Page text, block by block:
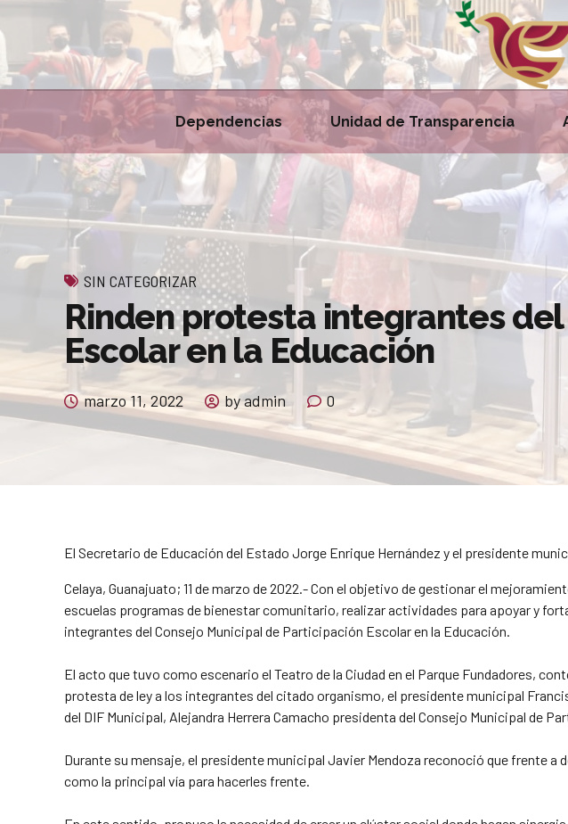
Dependencias Unidad de Transparencia
SIN CATEGORIZAR
Rinden protesta integrantes
Escolar en la Educación
marzo 11, 2022 by admin 0
El Secretario de Educación del Estado Jorge Enrique Hernández y el presidente
Celaya, Guanajuato; 11 de marzo de 2022.- Con el objetivo de gestionar el
escuelas programas de bienestar comunitario, realizar actividades para apoyar y
integrantes del Consejo Municipal de Participación Escolar en la Educación.
El acto que tuvo como escenario el Teatro de la Ciudad en el Parque Fundadores,
protesta de ley a los integrantes del citado organismo, el presidente municipal
del DIF Municipal, Alejandra Herrera Camacho presidenta del Consejo Municipal de
Durante su mensaje, el presidente municipal Javier Mendoza reconoció que frente a
como la principal vía para hacerles frente.